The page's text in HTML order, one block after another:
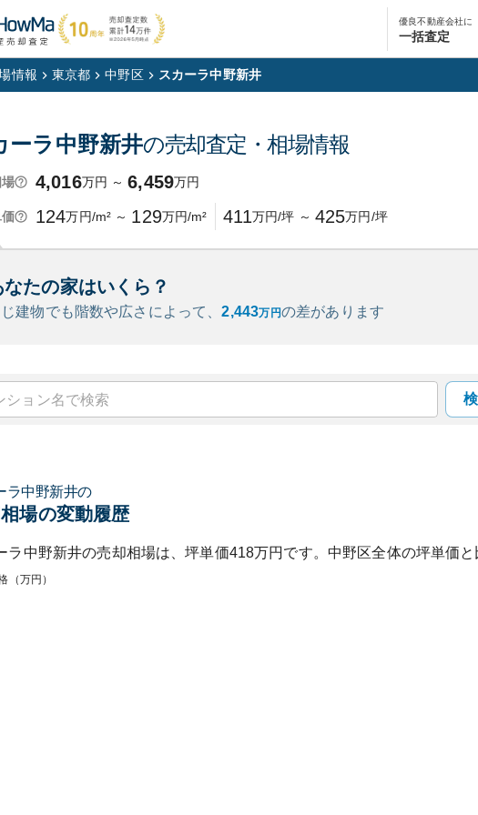
優良不動産会社に
一括査定
情報 東京都 中野区 スカーラ中野新井
ーラ中野新井の売却査定・相場情報
4,016万円 ～ 6,459万円
124万円/m² ～ 129万円/m² 411万円/坪 ～ 425万円/坪
なたの家はいくら？
じ建物でも階数や広さによって、2,443万円の差があります
ラ中野新井の
場の変動履歴
ラ中野新井の売却相場は、坪単価418万円です。 中野区全体の坪単価と
（万円）